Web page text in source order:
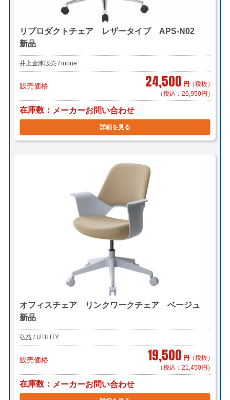
リプロダクトチェア レザータイプ APS-N02
新品
井上金庫販売 / inoue
販売価格 24,500 円 （税抜）
（税込：26,950円）
在庫数 メーカーお問い合わせ
詳細を見る
オフィスチェア リンクワークチェア ベージュ
新品
弘益 / UTILITY
販売価格 19,500 円 （税抜）
（税込：21,450円）
在庫数 メーカーお問い合わせ